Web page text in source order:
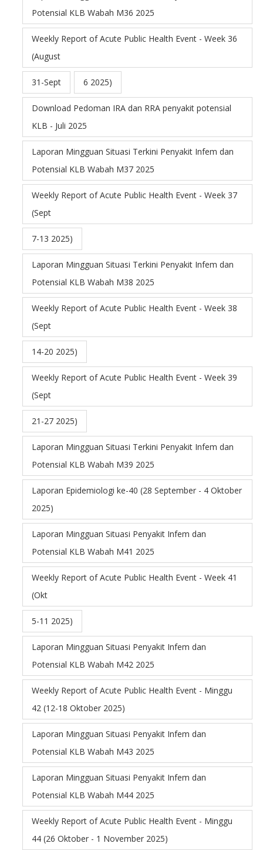
Potensial KLB Wabah M36 2025
Weekly Report of Acute Public Health Event - Week 36
(August
31-Sept 6 2025)
Download Pedoman IRA dan RRA penyakit potensial
KLB - Juli 2025
Laporan Mingguan Situasi Terkini Penyakit Infem dan
Potensial KLB Wabah M37 2025
Weekly Report of Acute Public Health Event - Week 37
(Sept
7-13 2025)
Laporan Mingguan Situasi Terkini Penyakit Infem dan
Potensial KLB Wabah M38 2025
Weekly Report of Acute Public Health Event - Week 38
(Sept
14-20 2025)
Weekly Report of Acute Public Health Event - Week 39
(Sept
21-27 2025)
Laporan Mingguan Situasi Terkini Penyakit Infem dan
Potensial KLB Wabah M39 2025
Laporan Epidemiologi ke-40 (28 September - 4 Oktober
2025)
Laporan Mingguan Situasi Penyakit Infem dan
Potensial KLB Wabah M41 2025
Weekly Report of Acute Public Health Event - Week 41
(Okt
5-11 2025)
Laporan Mingguan Situasi Penyakit Infem dan
Potensial KLB Wabah M42 2025
Weekly Report of Acute Public Health Event - Minggu
42 (12-18 Oktober 2025)
Laporan Mingguan Situasi Penyakit Infem dan
Potensial KLB Wabah M43 2025
Laporan Mingguan Situasi Penyakit Infem dan
Potensial KLB Wabah M44 2025
Weekly Report of Acute Public Health Event - Minggu
44 (26 Oktober - 1 November 2025)